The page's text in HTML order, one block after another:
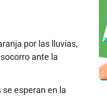
por las lluvias,
ante la
esperan en la